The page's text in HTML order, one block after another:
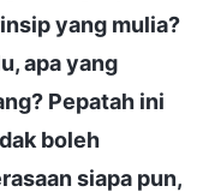
yang mulia?
apa yang
Pepatah ini
boleh
siapa pun,